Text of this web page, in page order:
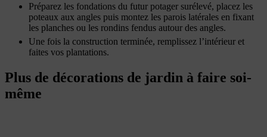
Préparez les fondations du futur potager surélevé, placez les
poteaux aux angles puis montez les parois latérales en fixant
les planches ou les rondins fendus autour des angles.
Une fois la construction terminée, remplissez l’intérieur et
faites vos plantations.
Plus de décorations de jardin à faire soi-
même